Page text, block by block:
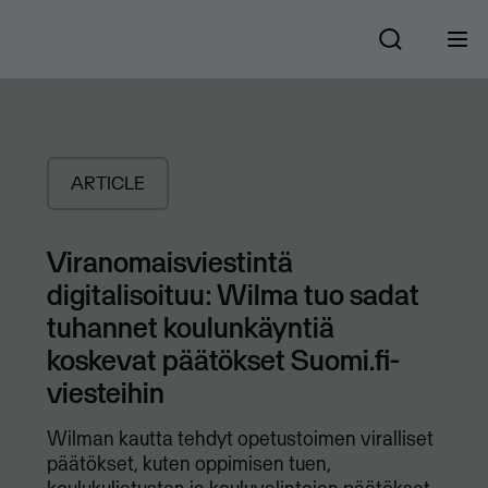
ARTICLE
Viranomaisviestintä
digitalisoituu: Wilma tuo sadat
tuhannet koulunkäyntiä
koskevat päätökset Suomi.fi-
viesteihin
Wilman kautta tehdyt opetustoimen viralliset
päätökset, kuten oppimisen tuen,